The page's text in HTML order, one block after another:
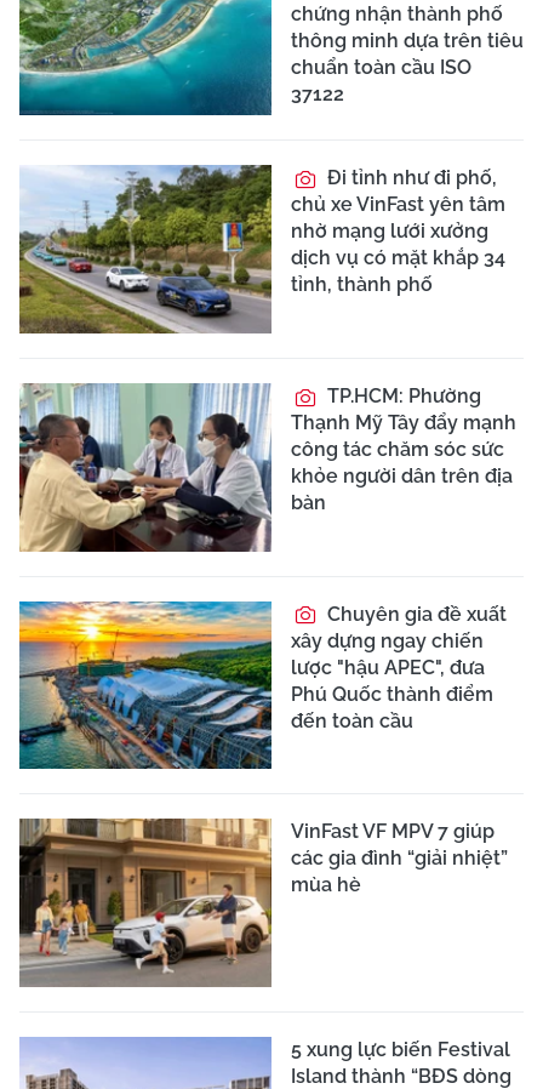
chứng nhận thành phố
thông minh dựa trên tiêu
chuẩn toàn cầu ISO
37122
Đi tỉnh như đi phố,
chủ xe VinFast yên tâm
nhờ mạng lưới xưởng
dịch vụ có mặt khắp 34
tỉnh, thành phố
TP.HCM: Phường
Thạnh Mỹ Tây đẩy mạnh
công tác chăm sóc sức
khỏe người dân trên địa
bàn
Chuyên gia đề xuất
xây dựng ngay chiến
lược "hậu APEC", đưa
Phú Quốc thành điểm
đến toàn cầu
VinFast VF MPV 7 giúp
các gia đình “giải nhiệt”
mùa hè
5 xung lực biến Festival
Island thành “BĐS dòng